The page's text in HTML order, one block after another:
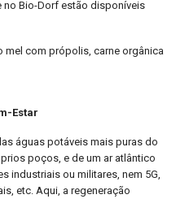
Bio-Dorf estão disponíveis
com própolis, carne orgânica
Estar
águas potáveis mais puras do
poços, e de um ar atlântico
industriais ou militares, nem 5G,
etc. Aqui, a regeneração